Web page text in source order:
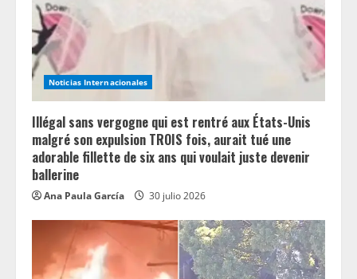
d
i
n
g
Noticias Internacionales
Illégal sans vergogne qui est rentré aux États-Unis
malgré son expulsion TROIS fois, aurait tué une
adorable fillette de six ans qui voulait juste devenir
ballerine
Ana Paula García 30 julio 2026